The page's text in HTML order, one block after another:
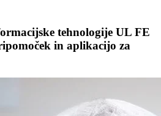
tehnologije UL FE
in aplikacijo za